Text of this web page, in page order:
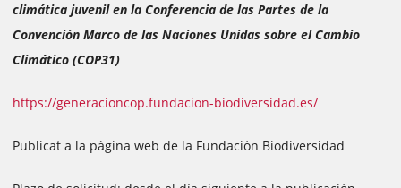
climática juvenil en la Conferencia de las Partes de la
Convención Marco de las Naciones Unidas sobre el Cambio
Climático (COP31)
https://generacioncop.fundacion-biodiversidad.es/
Publicat a la pàgina web de la Fundación Biodiversidad